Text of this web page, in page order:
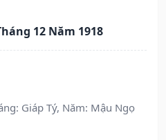
12 Năm 1918
Giáp Tý, Năm: Mậu Ngọ